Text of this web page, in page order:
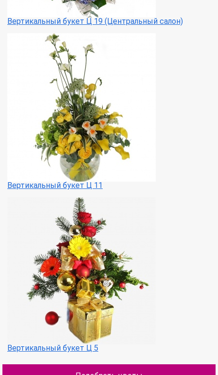
Вертикальный букет Ц 19 (Центральный салон)
Вертикальный букет Ц 11
Вертикальный букет Ц 5